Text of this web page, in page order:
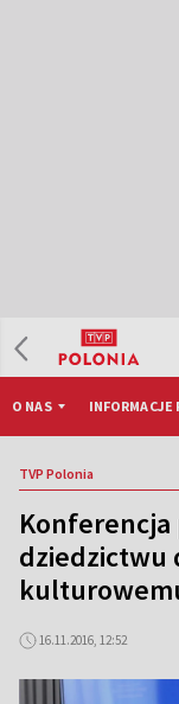
O NAS INFORMACJE
TVP Polonia
Konferencja
dziedzictwu
16.11.2016, 12:52